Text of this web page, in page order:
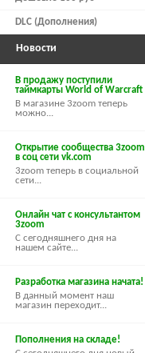
DLC (Дополнения)
Новости
В продажу поступили
таймкарты World of Warcraft
В магазине 3zoom теперь
можно...
Открытие сообщества 3zoom
в соц сети vk.com
3zoom теперь в социальной
сети...
Онлайн чат с консультантом
3zoom
С сегодняшнего дня на
нашем сайте...
Разработка магазина начата!
В данный момент наш
магазин переходит...
Пополнения на складе!